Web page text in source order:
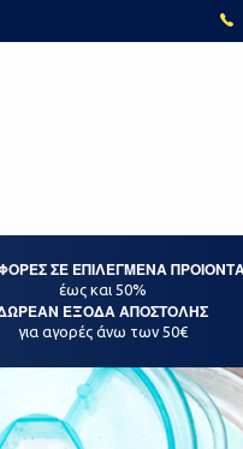
ΣΕ ΕΠΙΛΕΓΜΕΝΑ
έως και 50%
ΕΞΟΔΑ ΑΠΟΣΤΟΛΗΣ
για αγορές άνω των 50€